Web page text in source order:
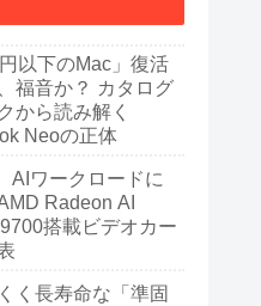
円以下のMac」復活
福音か？ カタログ
から読み解く
Neoの正体
AIワークロードに
Radeon AI
搭載ビデオカー
く長寿命な「準固